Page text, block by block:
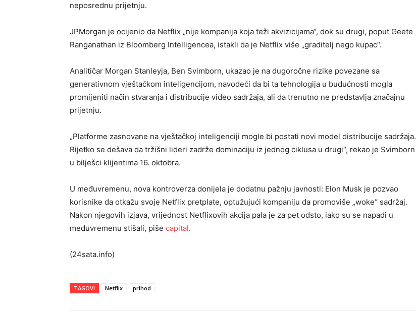
neposrednu prijetnju.
JPMorgan je ocijenio da Netflix „nije kompanija koja teži akvizicijama“, dok su drugi, poput Geete
Ranganathan iz Bloomberg Intelligencea, istakli da je Netflix više „graditelj nego kupac“.
Analitičar Morgan Stanleyja, Ben Svimborn, ukazao je na dugoročne rizike povezane sa
generativnom vještačkom inteligencijom, navodeći da bi ta tehnologija u budućnosti mogla
promijeniti način stvaranja i distribucije video sadržaja, ali da trenutno ne predstavlja značajnu
prijetnju.
„Platforme zasnovane na vještačkoj inteligenciji mogle bi postati novi model distribucije sadržaja.
Rijetko se dešava da tržišni lideri zadrže dominaciju iz jednog ciklusa u drugi“, rekao je Svimborn
u bilješci klijentima 16. oktobra.
U međuvremenu, nova kontroverza donijela je dodatnu pažnju javnosti: Elon Musk je pozvao
korisnike da otkažu svoje Netflix pretplate, optužujući kompaniju da promoviše „woke“ sadržaj.
Nakon njegovih izjava, vrijednost Netflixovih akcija pala je za pet odsto, iako su se napadi u
međuvremenu stišali, piše capital.
(24sata.info)
TAGOVI Netflix prihod